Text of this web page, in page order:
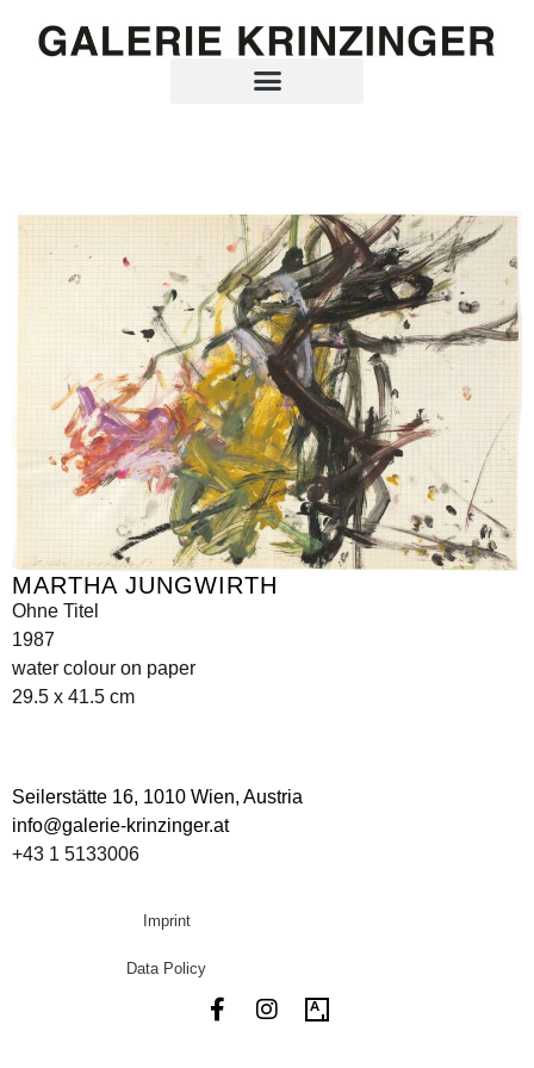
MARTHA JUNGWIRTH
Ohne Titel
1987
water colour on paper
29.5 x 41.5 cm
Seilerstätte 16, 1010 Wien, Austria
info@galerie-krinzinger.at
+43 1 5133006
Imprint
Data Policy